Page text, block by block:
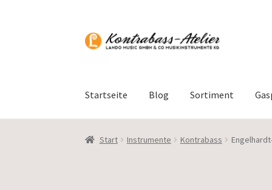
Zur
Navigation
Zum
Inhalt
Startseite Blog Sortiment
Start Instrumente Kontrabass